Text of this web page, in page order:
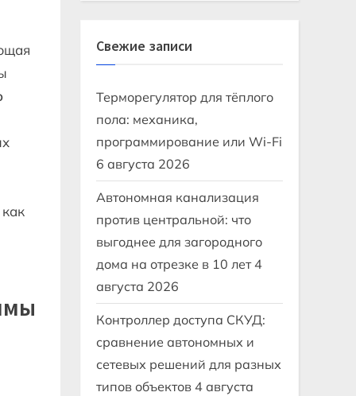
Свежие записи
Терморегулятор для тёплого
пола: механика,
программирование или Wi-Fi
6 августа 2026
Автономная канализация
против центральной: что
выгоднее для загородного
дома на отрезке в 10 лет 4
августа 2026
Контроллер доступа СКУД:
сравнение автономных и
сетевых решений для разных
типов объектов 4 августа